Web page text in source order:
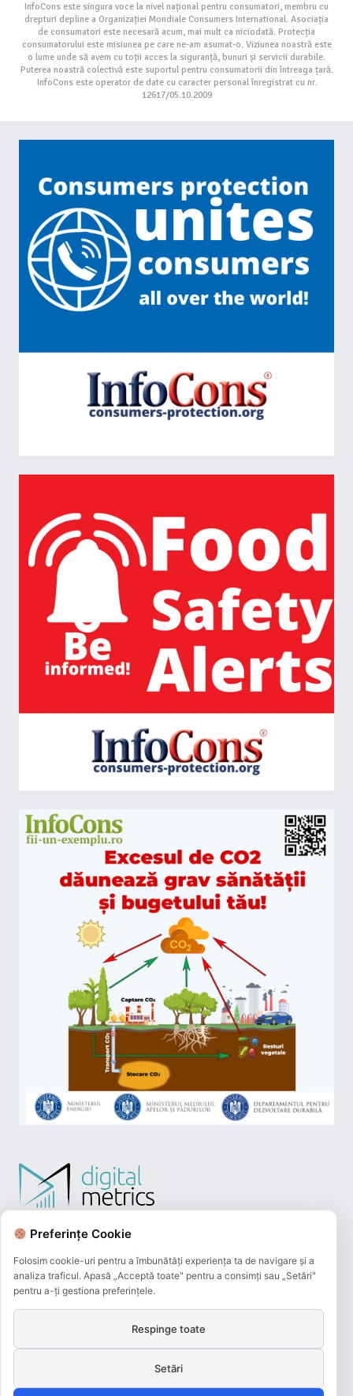
InfoCons este singura voce la nivel național pentru consumatori, membru cu
drepturi depline a Organizației Mondiale Consumers International. Asociația
de consumatori este necesară acum, mai mult ca niciodată. Protecția
consumatorului este misiunea pe care ne-am asumat-o. Viziunea noastră este
o lume unde să avem cu toții acces la siguranță, bunuri și servicii durabile.
Puterea noastră colectivă este suportul pentru consumatorii din întreaga țară.
InfoCons este operator de date cu caracter personal înregistrat cu nr.
12617/05.10.2009
și beneficiază de 3D-Secure.
Preferințe Cookie
Folosim cookie-uri pentru a îmbunătăți experiența ta de navigare și a
analiza traficul. Apasă „Acceptă toate" pentru a consimți sau „Setări"
pentru a-ți gestiona preferințele.
Respinge toate
Setări